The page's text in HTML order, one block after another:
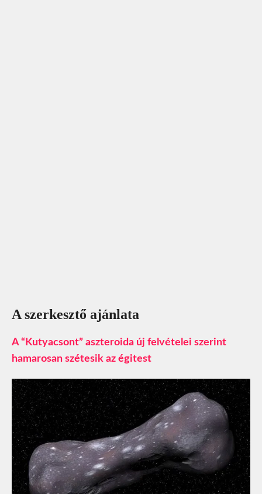
A szerkesztő ajánlata
A “Kutyacsont” aszteroida új felvételei szerint
hamarosan szétesik az égitest